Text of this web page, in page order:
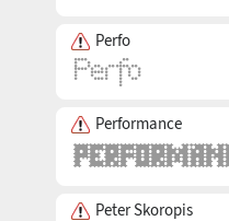
Perfo
Performance
Peter Skoropis